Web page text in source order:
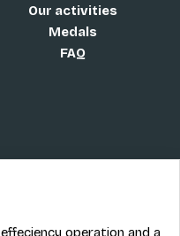
Our activities
Medals
FAQ
operation and a